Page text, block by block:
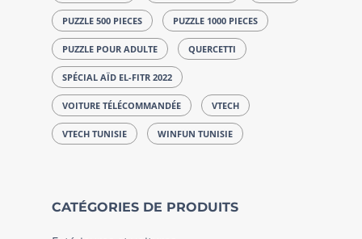
PUZZLE 500 PIECES PUZZLE 1000 PIECES
PUZZLE POUR ADULTE QUERCETTI
SPÉCIAL AÏD EL-FITR 2022
VOITURE TÉLÉCOMMANDÉE VTECH
VTECH TUNISIE WINFUN TUNISIE
CATÉGORIES DE PRODUITS